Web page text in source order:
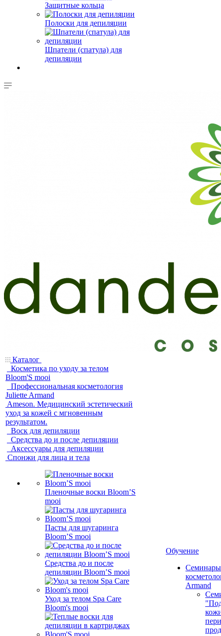
Защитные кольца
Полоски для депиляции
Шпатели (спатула) для
депиляции
Каталог
Косметика по уходу за телом
Bloom'S mooi
Профессиональная косметология
Juliette Armand
Ameson. Медицинский эстетический
уход за кожей с мгновенным
результатом.
Воск для депиляции
Средства до и после депиляции
Аксессуары для депиляции
Спонжи для лица и тела
Пленочные воски Bloom’S
mooi
Пасты для шугаринга
Bloom’S mooi
Средства до и после
депиляции Bloom’S mooi
Уход за телом Spa Care
Bloom's mooi
Обучение
Armand